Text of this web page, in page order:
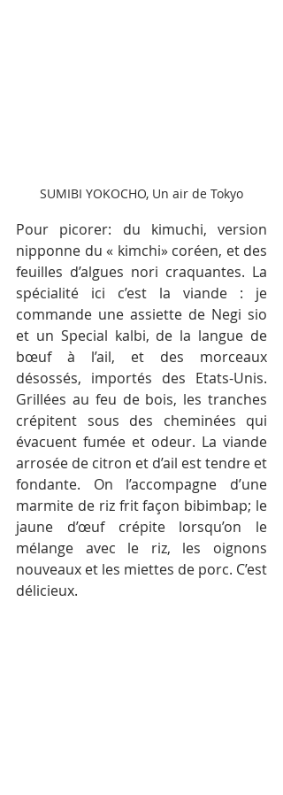
SUMIBI YOKOCHO, Un air de Tokyo
Pour picorer: du kimuchi, version
nipponne du « kimchi» coréen, et des
feuilles d’algues nori craquantes. La
spécialité ici c’est la viande : je
commande une assiette de Negi sio
et un Special kalbi, de la langue de
bœuf à l’ail, et des morceaux
désossés, importés des Etats-Unis.
Grillées au feu de bois, les tranches
crépitent sous des cheminées qui
évacuent fumée et odeur. La viande
arrosée de citron et d’ail est tendre et
fondante. On l’accompagne d’une
marmite de riz frit façon bibimbap; le
jaune d’œuf crépite lorsqu’on le
mélange avec le riz, les oignons
nouveaux et les miettes de porc. C’est
délicieux.